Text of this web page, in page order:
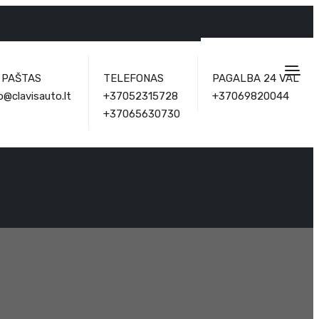
TELEFONAS
+37052315728
+37065630730
PAGALBA 24 VAL
+37069820044